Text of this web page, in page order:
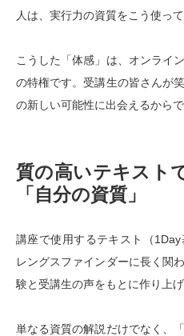
人は、実行力の資質をこう使って
こうした「体感」は、オンライ
の特権です。受講生の皆さんが
の新しい可能性に出会えるからで
質の高いテキスト
「自分の資質」
講座で使用するテキスト（
レングスファインダーに長く関
験と受講生の声をもとに作り上げ
単なる資質の解説だけでなく、